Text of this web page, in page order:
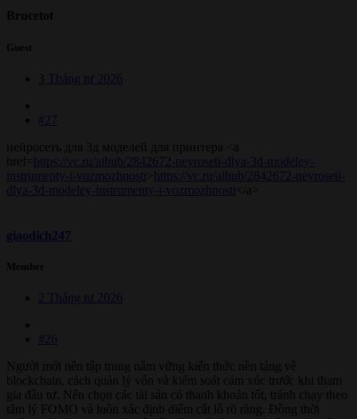
Brucetot
Guest
3 Tháng tư 2026
#27
нейросеть для 3д моделей для принтера <a
href=
https://vc.ru/aihub/2842672-neyroseti-dlya-3d-modeley-
instrumenty-i-vozmozhnosti
https://vc.ru/aihub/2842672-neyroseti-
dlya-3d-modeley-instrumenty-i-vozmozhnosti
</a>
giaodich247
Member
2 Tháng tư 2026
#26
Người mới nên tập trung nắm vững kiến thức nền tảng về
blockchain, cách quản lý vốn và kiểm soát cảm xúc trước khi tham
gia đầu tư. Nên chọn các tài sản có thanh khoản tốt, tránh chạy theo
tâm lý FOMO và luôn xác định điểm cắt lỗ rõ ràng. Đồng thời